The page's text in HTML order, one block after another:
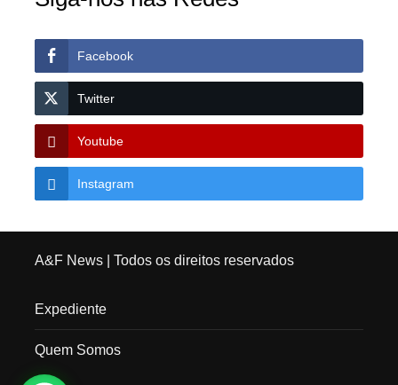
Facebook
Twitter
Youtube
Instagram
A&F News| Todos os direitos reservados
Expediente
Quem Somos